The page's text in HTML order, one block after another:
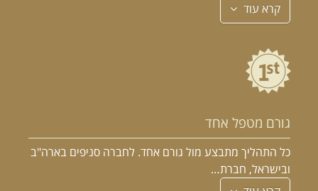
קרא עוד
גורם מטפל אחד
כל התהליך מתבצע מול גורם אחד. לחברה סניפים בארה"ב
ובישראל, חברת…